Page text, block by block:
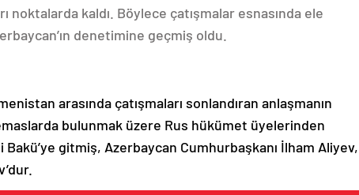
noktalarda kaldı. Böylece çatışmalar esnasında ele
denetimine geçmiş oldu.
arasında çatışmaları sonlandıran anlaşmanın
bulunmak üzere Rus hükümet üyelerinden
gitmiş, Azerbaycan Cumhurbaşkanı İlham Aliyev,